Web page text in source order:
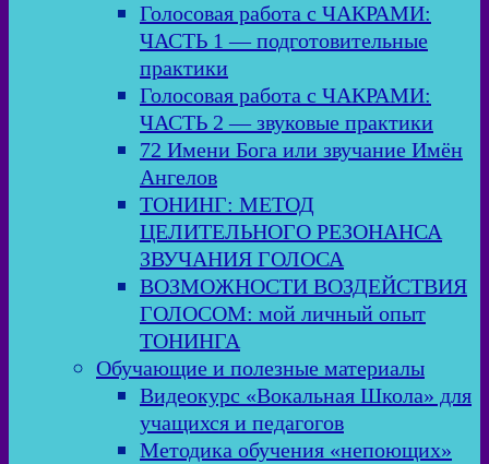
Голосовая работа с ЧАКРАМИ:
ЧАСТЬ 1 — подготовительные
практики
Голосовая работа с ЧАКРАМИ:
ЧАСТЬ 2 — звуковые практики
72 Имени Бога или звучание Имён
Ангелов
ТОНИНГ: МЕТОД
ЦЕЛИТЕЛЬНОГО РЕЗОНАНСА
ЗВУЧАНИЯ ГОЛОСА
ВОЗМОЖНОСТИ ВОЗДЕЙСТВИЯ
ГОЛОСОМ: мой личный опыт
ТОНИНГА
Обучающие и полезные материалы
Видеокурс «Вокальная Школа» для
учащихся и педагогов
Методика обучения «непоющих»